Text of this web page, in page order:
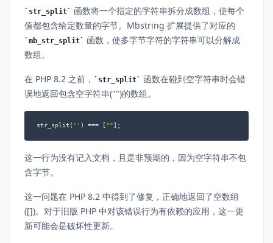
str_split
函数将一个指定的字符串拆分成数组，使每个
值都包含给定数量的字节。Mbstring 扩展提供了对应的
mb_str_split
函数，使多字节字符的字符串可以分解成
数组。
在 PHP 8.2 之前， str_split
函数在碰到空字符串时会错
误地返回包含空字符串("")的数组。
str_split( '' ) === [ "" ];
这一行为没有记入文档，且是非预期的，因为空字符串不包
含字节。
这一问题在 PHP 8.2 中得到了修复，正确地返回了空数组
([])。对于旧版 PHP 中对该错误行为有依赖的应用，这一更
新可能会是破坏性更新。